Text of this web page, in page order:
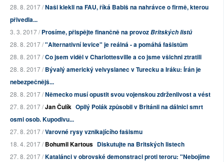
28. 8. 2017 /Naši klekli na FAU, říká Babiš na nahrávce o firmě, kterou
přivedla...
3. 3. 2017 /Prosíme, přispějte finančně na provozBritských listů
28. 8. 2017 /"Alternativní levice" je reálná - a pomáhá fašistům
28. 8. 2017 /Co jsem viděl v Charlottesville a co jsme všichni ztratili
28. 8. 2017 /Bývalý americký velvyslanec v Turecku a Iráku: Írán je
nebezpečnějš...
28. 8. 2017 /Německo musí opustit svou vojenskou zdrženlivost a vést
27. 8. 2017 /Jan Čulík Opilý Polák způsobil v Británii na dálnici smrt
osmi osob. Kupodivu...
27. 8. 2017 /Varovné rysy vznikajícího fašismu
18. 4. 2017 /Bohumil Kartous Diskutujte na Britských listech
27. 8. 2017 /Katalánci v obrovské demonstraci proti teroru: "Nebojíme